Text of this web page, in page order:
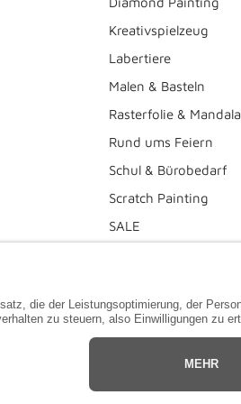
Kreativspielzeug
Labertiere
Malen & Basteln
Rasterfolie & Mandala
Rund ums Feiern
Schul & Bürobedarf
Scratch Painting
SALE